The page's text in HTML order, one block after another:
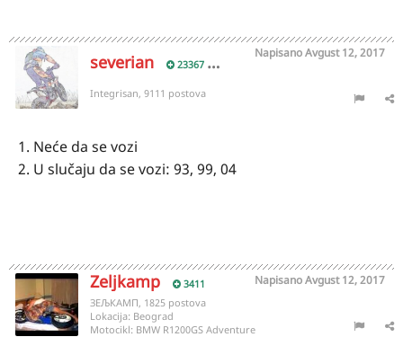
severian 23367
NapisanoAvgust 12, 2017
Integrisan, 9111 postova
1. Neće da se vozi
2. U slučaju da se vozi: 93, 99, 04
Zeljkamp 3411 NapisanoAvgust 12, 2017
ЗЕЉКАМП, 1825 postova
Lokacija: Beograd
Motocikl: BMW R1200GS Adventure